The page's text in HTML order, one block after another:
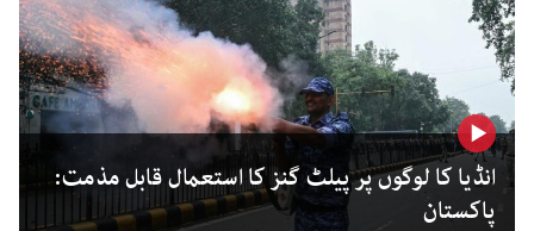
انڈیا کا لوگوں پر پیلٹ گنز کا استعمال قابل مذمت:
پاکستان